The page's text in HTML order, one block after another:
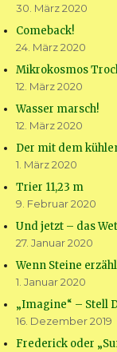
30. März 2020
Comeback!
24. März 2020
Mikrokosmos
12. März 2020
Wasser marsch!
12. März 2020
Der mit dem
1. März 2020
Trier 11,23 m
9. Februar 2020
Und jetzt – das
27. Januar 2020
Wenn Steine
1. Januar 2020
„Imagine“ – Stell
16. Dezember 2019
Frederick oder